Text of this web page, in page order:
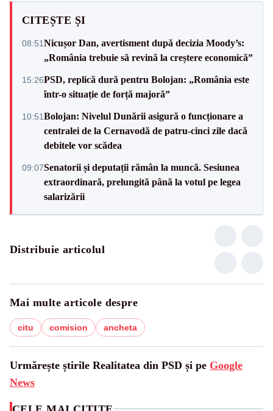
CITEȘTE ȘI
08:51Nicușor Dan, avertisment după decizia Moody’s:
„România trebuie să revină la creștere economică”
15:26PSD, replică dură pentru Bolojan: „România este
într-o situație de forță majoră”
10:51Bolojan: Nivelul Dunării asigură o funcționare a
centralei de la Cernavodă de patru-cinci zile dacă
debitele vor scădea
09:07Senatorii și deputații rămân la muncă. Sesiunea
extraordinară, prelungită până la votul pe legea
salarizării
Distribuie articolul
Mai multe articole despre
citu comision ancheta
Urmărește știrile Realitatea din PSD și pe Google
News